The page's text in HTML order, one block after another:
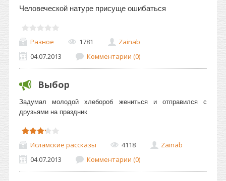
Человеческой натуре присуще ошибаться
Разное 1781
Zainab
04.07.2013
Комментарии (0)
Выбор
Задумал молодой хлебороб жениться и отправился с
друзьями на праздник
Исламские рассказы 4118
Zainab
04.07.2013
Комментарии (0)